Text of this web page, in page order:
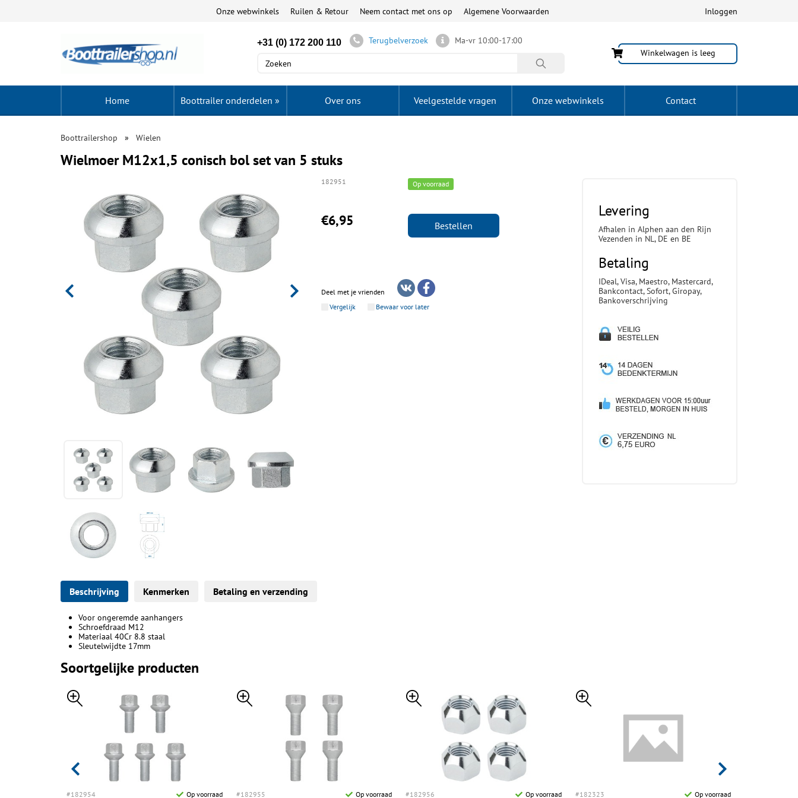
Inloggen
Onze webwinkels Ruilen & Retour Neem contact met ons op Algemene Voorwaarden
+31 (0) 172 200 110 Terugbelverzoek
Ma-vr 10:00-17:00
Winkelwagen is leeg
Home Boottrailer onderdelen » Over ons Veelgestelde vragen Onze webwinkels Contact
Boottrailershop Wielen
Wielmoer M12x1,5 conisch bol set van 5 stuks
182951 Op voorraad
€6,95 Bestellen
Deel met je vrienden
Vergelijk
Bewaar voor later
Levering
Afhalen in Alphen aan den Rijn
Vezenden in NL, DE en BE
Betaling
IDeal, Visa, Maestro, Mastercard,
Bankcontact, Sofort, Giropay,
Bankoverschrijving
Beschrijving Kenmerken Betaling en verzending
Voor ongeremde aanhangers
Schroefdraad M12
Materiaal 40Cr 8.8 staal
Sleutelwijdte 17mm
Soortgelijke producten
#182954 Op voorraad #182955 Op voorraad #182956 Op voorraad #182323 Op voorraad